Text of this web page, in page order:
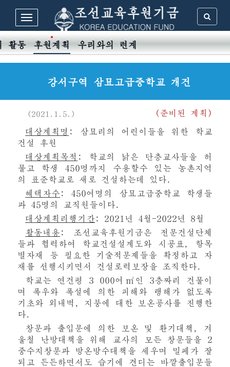
활동 후원계획 우리와의 련계
강서구역 삼묘고급중학교 개건
(2021.1.5.) (준비된 계획)
대상계획명 : 삼묘리의 어린이들을 위한 학교
건설 후원
대상계획목적 : 학교의 낡은 단층교사들을 허
물고 학생 450명까지 수용할수 있는 농촌지역
의 표준학교로 새로 건설하는데 있다.
혜택자수 : 450여명의 삼묘고급중학교 학생들
과 45명의 교직원들이다.
대상계획리행기간 : 2021년 4월-2022년 8월
활동내용 : 조선교육후원기금은 전문건설단체
들과 협력하여 학교건설설계도와 시공표, 항목
별자재 등 필요한 기술적문제들을 확정하고 자
재를 선행시키면서 건설로력보장을 조직한다.
학교는 연건평 3 000여㎡인 3층짜리 건물이
며 폭우와 폭설에 의한 피해와 랭해가 없도록
기초와 외내벽, 지붕에 대한 보온공사를 진행한
다.
창문과 출입문에 의한 보온 및 환기대책, 겨
울철 난방대책을 위해 교사의 모든 창문들을 2
중수지창문과 방온방수대책을 세우며 밀페가 잘
되고 든든하면서도 습기에 견디는 바깥출입문들